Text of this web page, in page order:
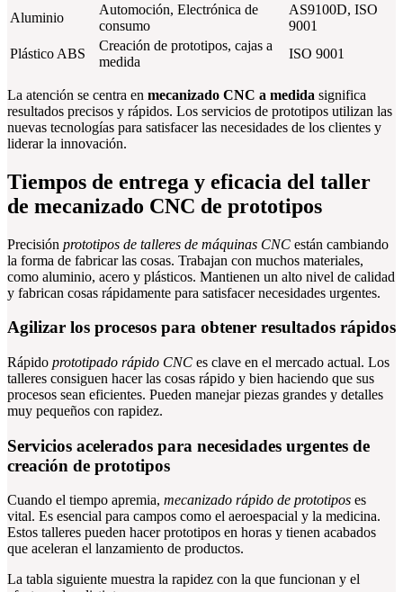
Aluminio
Automoción, Electrónica de
consumo
AS9100D, ISO
9001
Plástico ABS
Creación de prototipos, cajas a
medida
ISO 9001
La atención se centra en mecanizado CNC a medida significa
resultados precisos y rápidos. Los servicios de prototipos utilizan las
nuevas tecnologías para satisfacer las necesidades de los clientes y
liderar la innovación.
Tiempos de entrega y eficacia del taller
de mecanizado CNC de prototipos
Precisión prototipos de talleres de máquinas CNC están cambiando
la forma de fabricar las cosas. Trabajan con muchos materiales,
como aluminio, acero y plásticos. Mantienen un alto nivel de calidad
y fabrican cosas rápidamente para satisfacer necesidades urgentes.
Agilizar los procesos para obtener resultados rápidos
Rápido prototipado rápido CNC es clave en el mercado actual. Los
talleres consiguen hacer las cosas rápido y bien haciendo que sus
procesos sean eficientes. Pueden manejar piezas grandes y detalles
muy pequeños con rapidez.
Servicios acelerados para necesidades urgentes de
creación de prototipos
Cuando el tiempo apremia, mecanizado rápido de prototipos es
vital. Es esencial para campos como el aeroespacial y la medicina.
Estos talleres pueden hacer prototipos en horas y tienen acabados
que aceleran el lanzamiento de productos.
La tabla siguiente muestra la rapidez con la que funcionan y el